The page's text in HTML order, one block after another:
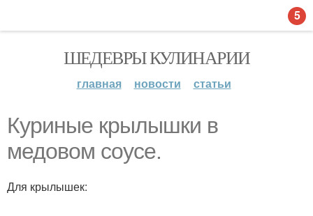
ШЕДЕВРЫ КУЛИНАРИИ
главная новости статьи
Куриные крылышки в
медовом соусе.
Для крылышек:
5